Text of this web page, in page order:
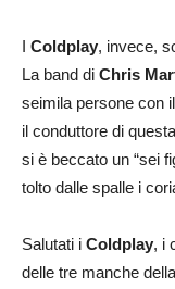
I Coldplay, invece,
La band di Chris
seimila persone con
il conduttore di
si è beccato un “sei
tolto dalle spalle i
Salutati i Coldplay, i
delle tre manche